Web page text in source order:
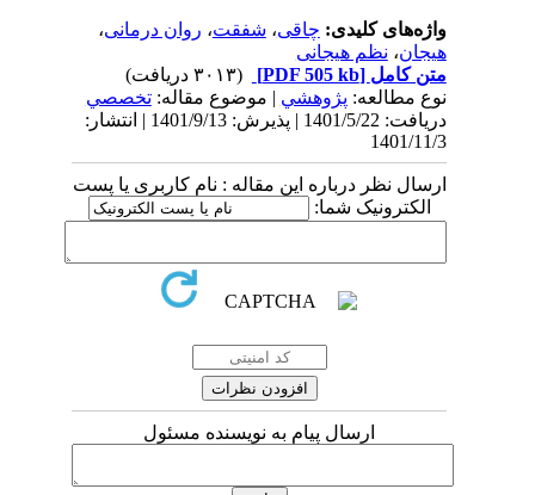
واژه‌های کلیدی:چاقی،شفقت،روان درمانی،
هیجان،نظم هیجانی
متن کامل[PDF 505 kb]
نوع مطالعه:پژوهشي| موضوع مقاله:تخصصي
دریافت: 1401/5/22 | پذیرش: 1401/9/13 | انتشار:
1401/11/3
ارسال نظر درباره این مقاله : نام کاربری یا پست
الکترونیک شما:
ارسال پیام به نویسنده مسئول